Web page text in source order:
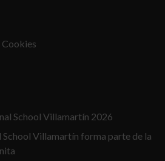
School Villamartín 2026
Villamartín forma parte de la